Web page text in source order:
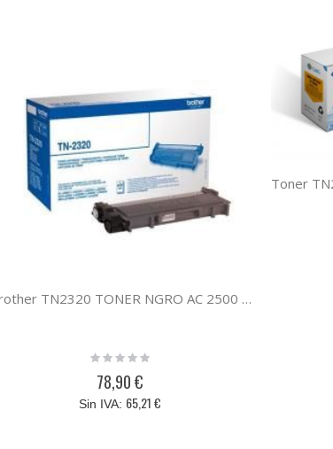
Brother TN2320 TONER NGRO AC 2500 2700/2720/2740DW
Rating:
78,90 €
65,21 €